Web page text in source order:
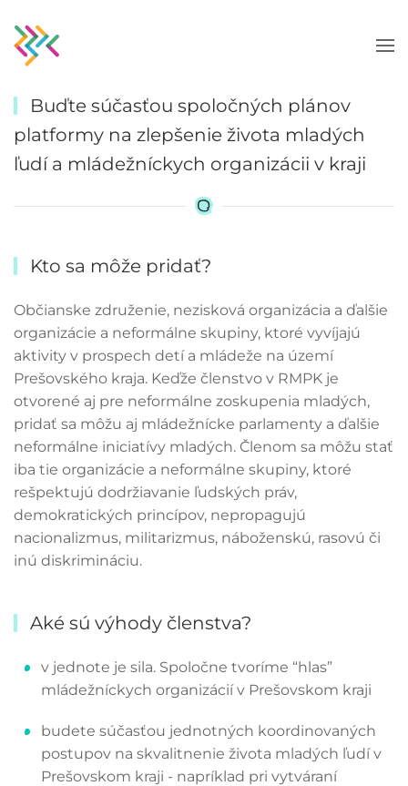
Skip to main content
Buďte súčasťou spoločných plánov
platformy na zlepšenie života mladých
ľudí a mládežníckych organizácii v kraji
Kto sa môže pridať?
Občianske združenie, nezisková organizácia a ďalšie
organizácie a neformálne skupiny, ktoré vyvíjajú
aktivity v prospech detí a mládeže na území
Prešovského kraja. Keďže členstvo v RMPK je
otvorené aj pre neformálne zoskupenia mladých,
pridať sa môžu aj mládežnícke parlamenty a ďalšie
neformálne iniciatívy mladých. Členom sa môžu stať
iba tie organizácie a neformálne skupiny, ktoré
rešpektujú dodržiavanie ľudských práv,
demokratických princípov, nepropagujú
nacionalizmus, militarizmus, náboženskú, rasovú či
inú diskrimináciu.
Aké sú výhody členstva?
v jednote je sila. Spoločne tvoríme “hlas”
mládežníckych organizácií v Prešovskom kraji
budete súčasťou jednotných koordinovaných
postupov na skvalitnenie života mladých ľudí v
Prešovskom kraji - napríklad pri vytváraní